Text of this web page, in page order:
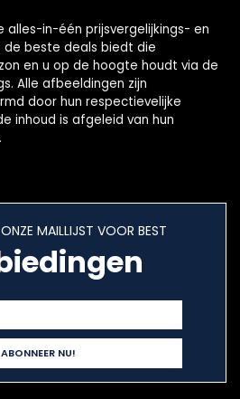
alles-in-één prijsvergelijkings- en
beste deals biedt die
en u op de hoogte houdt via de
Alle afbeeldingen zijn
door hun respectievelijke
inhoud is afgeleid van hun
MAILLIJST VOOR BEST